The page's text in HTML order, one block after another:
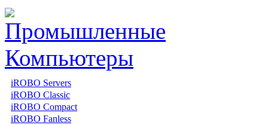
iROBO Servers
iROBO Classic
iROBO Compact
iROBO Fanless